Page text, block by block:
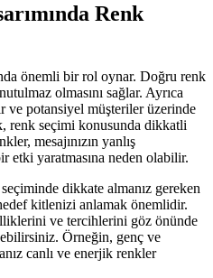
Renk
önemli bir rol oynar. Doğru renk
olmasını sağlar. Ayrıca
ve potansiyel müşteriler üzerinde
renk seçimi konusunda dikkatli
mesajınızın yanlış
etki yaratmasına neden olabilir.
dikkate almanız gereken
kitlenizi anlamak önemlidir.
ve tercihlerini göz önünde
Örneğin, genç ve
canlı ve enerjik renkler